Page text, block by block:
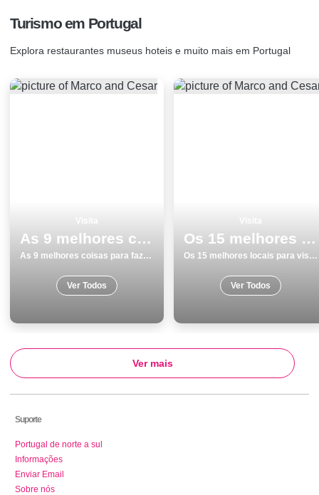
Turismo em Portugal
Explora restaurantes museus hoteis e muito mais em Portugal
As 9 melhores coisas para fazer e visitar em Sines
As 9 melhores coisas para fazer e visitar em Sines
Ver Todos
Os 15 melhores locais para visitar em GuimarÃ£es
Os 15 melhores locais para visitar em GuimarÃ£es
Ver Todos
Ver mais
Suporte
Portugal de norte a sul
Informações
Enviar Email
Sobre nós